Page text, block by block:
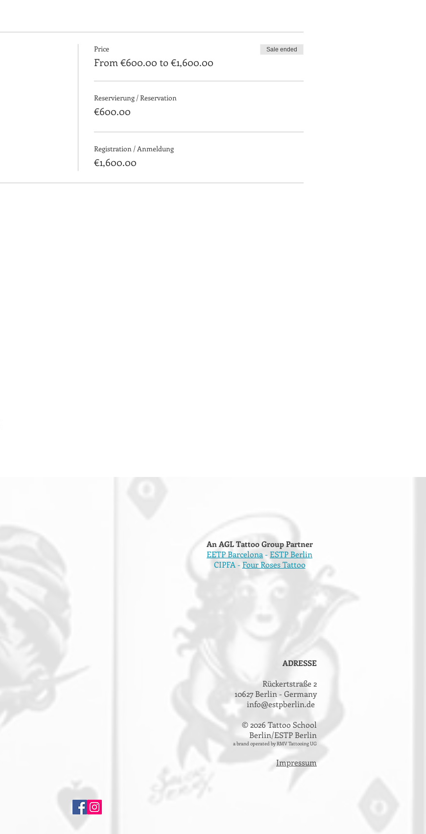
Price
From €600.00 to €1,600.00
Sale ended
Reservierung / Reservation
€600.00
Registration / Anmeldung
€1,600.00
An AGL Tattoo Group Partner
EETP Barcelona - ESTP Berlin
CIPFA - Four Roses Tattoo
ADRESSE
Rückertstraße 2
10627 Berlin - Germany
info@estpberlin.de
© 2026 Tattoo School
Berlin/ESTP Berlin
a brand operated by RMV Tattooing UG
Impressum